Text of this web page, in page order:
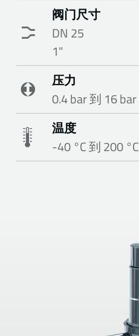
阀门尺寸
DN 25
1"
压力
0.4 bar 到 16 bar
温度
-40 °C 到 200 °C